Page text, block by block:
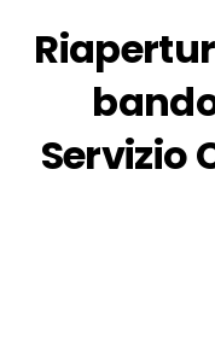
Servizio